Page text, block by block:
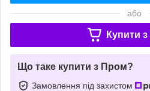
або
Купити з
Що таке купити з Пром?
Замовлення під захистом